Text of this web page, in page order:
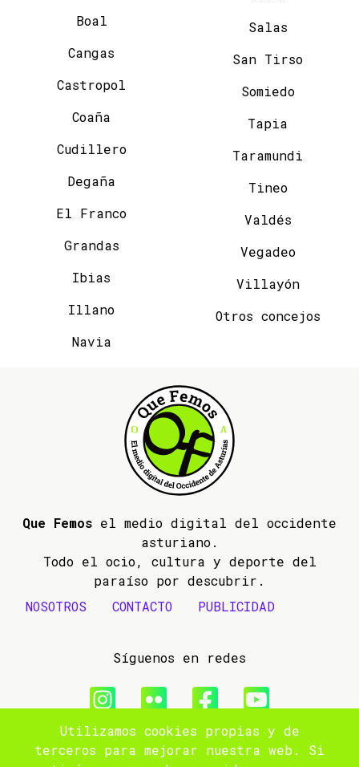
Boal
Cangas
Castropol
Coaña
Cudillero
Degaña
El Franco
Grandas
Ibias
Illano
Navia
Salas
San Tirso
Somiedo
Tapia
Taramundi
Tineo
Valdés
Vegadeo
Villayón
Otros concejos
Que Femos el medio digital del occidente
asturiano.
Todo el ocio, cultura y deporte del
paraíso por descubrir.
NOSOTROS
CONTACTO PUBLICIDAD
Síguenos en redes
© 2009- 2026 Que Femos
Utilizamos cookies propias y de
terceros para mejorar nuestra web. Si